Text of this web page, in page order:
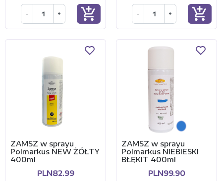
- + add_shopping_cart - + add_shopping_cart
ZAMSZ w sprayu
Polmarkus NEW ŻÓŁTY
400ml
PLN82.99
ZAMSZ w sprayu
Polmarkus NIEBIESKI
BŁĘKIT 400ml
PLN99.90